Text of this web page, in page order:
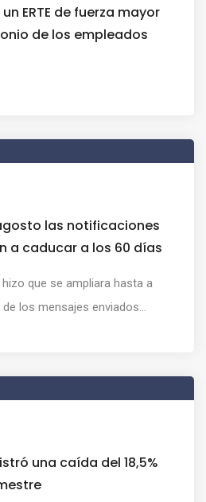
ERTE de fuerza mayor
de los empleados
las notificaciones
a caducar a los 60 días
que se ampliara hasta a
los mensajes enviados...
una caída del 18,5%